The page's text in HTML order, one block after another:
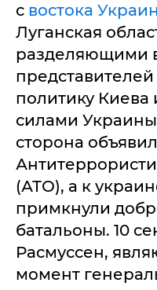
с востока
Луганская
разделяющими
политику
силами
сторона
(АТО), а к
примкнули
батальоны. 10
Расмуссен,
момент